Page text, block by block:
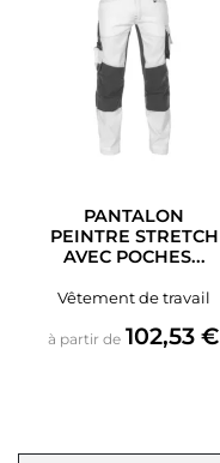
PANTALON
PEINTRE STRETCH
AVEC POCHES...
Vêtement de travail
à partir de Prix
102,53 €